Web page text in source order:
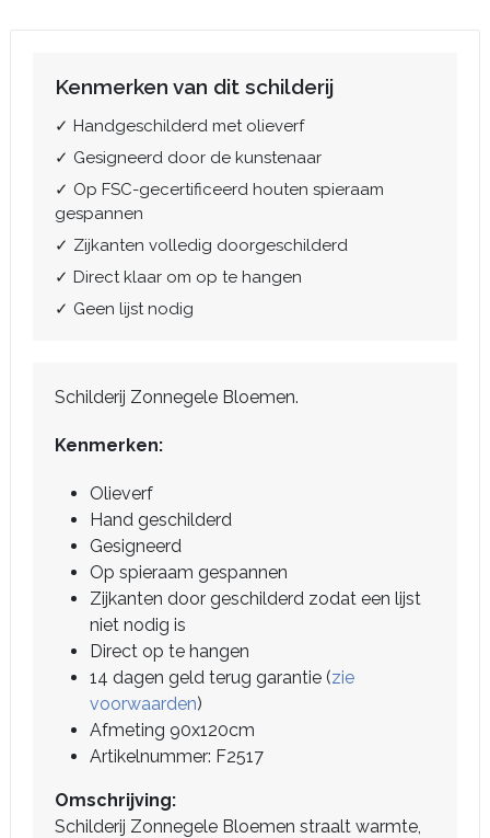
Kenmerken van dit schilderij
✓ Handgeschilderd met olieverf
✓ Gesigneerd door de kunstenaar
✓ Op FSC-gecertificeerd houten spieraam
gespannen
✓ Zijkanten volledig doorgeschilderd
✓ Direct klaar om op te hangen
✓ Geen lijst nodig
Schilderij Zonnegele Bloemen.
Kenmerken:
Olieverf
Hand geschilderd
Gesigneerd
Op spieraam gespannen
Zijkanten door geschilderd zodat een lijst
niet nodig is
Direct op te hangen
14 dagen geld terug garantie (zie
voorwaarden)
Afmeting 90x120cm
Artikelnummer: F2517
Omschrijving:
Schilderij Zonnegele Bloemen straalt warmte,